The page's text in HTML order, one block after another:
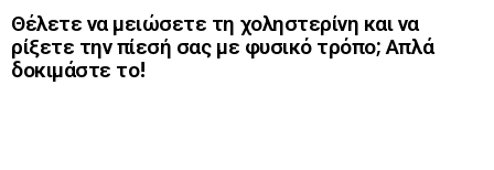
Θέλετε να μειώσετε τη χοληστερίνη και να
ρίξετε την πίεσή σας με φυσικό τρόπο; Απλά
δοκιμάστε το!